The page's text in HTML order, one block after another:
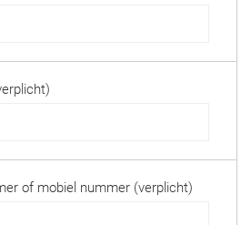
of mobiel nummer (verplicht)